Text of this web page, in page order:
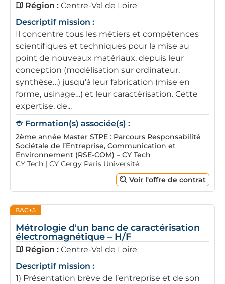
Région : Centre-Val de Loire
Descriptif mission :
Il concentre tous les métiers et compétences
scientifiques et techniques pour la mise au
point de nouveaux matériaux, depuis leur
conception (modélisation sur ordinateur,
synthèse…) jusqu’à leur fabrication (mise en
forme, usinage…) et leur caractérisation. Cette
expertise, de...
Formation(s) associée(s) :
2ème année Master STPE : Parcours Responsabilité
Sociétale de l’Entreprise, Communication et
Environnement (RSE-COM) – CY Tech
CY Tech | CY Cergy Paris Université
Voir l'offre de contrat
BAC+5
Métrologie d'un banc de caractérisation
électromagnétique – H/F
Région : Centre-Val de Loire
Descriptif mission :
1) Présentation brève de l’entreprise et de son